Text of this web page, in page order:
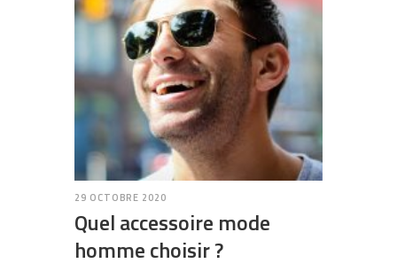
29 OCTOBRE 2020
Quel accessoire mode
homme choisir ?